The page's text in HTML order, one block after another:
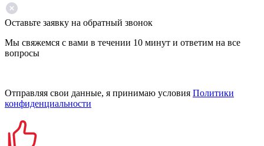
Оставьте заявку на обратный звонок
Мы свяжемся с вами в течении 10 минут и ответим на все
вопросы
Отправляя свои данные, я принимаю условия Политики
конфиденциальности